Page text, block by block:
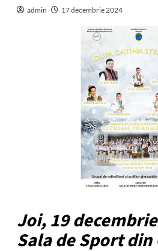
admin 17 decembrie 2024
Joi, 19
Sala de Sport din